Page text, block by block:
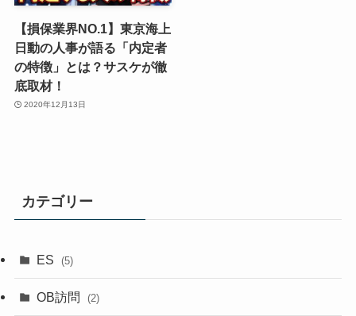
【損保業界NO.1】東京海上
日動の人事が語る「内定者
の特徴」とは？サスケが徹
底取材！
2020年12月13日
カテゴリー
ES (5)
OB訪問 (2)